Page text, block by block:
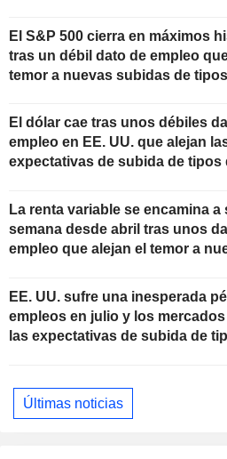
El S&P 500 cierra en máximos
tras un débil dato de empleo
temor a nuevas subidas de tipos
El dólar cae tras unos débiles
empleo en EE. UU. que alejan
expectativas de subida de tipos
La renta variable se encamina a
semana desde abril tras unos
empleo que alejan el temor a
EE. UU. sufre una inesperada
empleos en julio y los
las expectativas de subida de
Últimas noticias